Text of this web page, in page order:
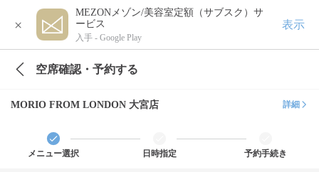
×
MEZONメゾン/美容室定額（サブスク）サ
ービス
入手 - Google Play
表示
空席確認・予約する
MORIO FROM LONDON 大宮店 詳細
メニュー選択 日時指定 予約手続き